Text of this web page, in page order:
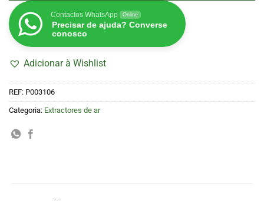
Contactos WhatsApp Online
Precisar de ajuda? Converse
conosco
Adicionar à Wishlist
REF: P003106
Categoria: Extractores de ar